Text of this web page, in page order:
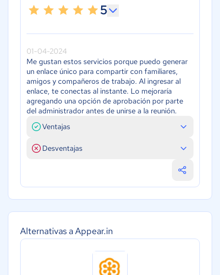
Alternativas a Appear.in
5
01-04-2024
Me gustan estos servicios porque puedo generar
un enlace único para compartir con familiares,
amigos y compañeros de trabajo. Al ingresar al
enlace, te conectas al instante. Lo mejoraría
agregando una opción de aprobación por parte
del administrador antes de unirse a la reunión.
Ventajas
Desventajas